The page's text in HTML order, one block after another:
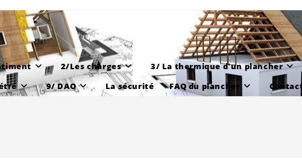
2/Les charges 3/ La thermique d'un plancher
9/ DAO La sécurité FAQ du plancher Contact